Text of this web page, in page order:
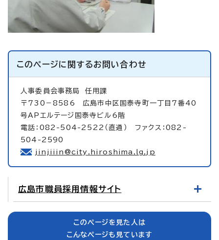
このページに関するお問い合わせ
人事委員会事務局 任用課
〒730－8586 広島市中区国泰寺町一丁目7番40
号APエルテージ国泰寺ビル6階
電話：082-504-2522（直通） ファクス：082-
504-2590
jinjiiin@city.hiroshima.lg.jp
広島市職員採用情報サイト
このページを見た人は
こんなページも見ています